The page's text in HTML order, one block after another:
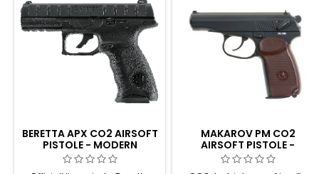
BERETTA APX CO2 AIRSOFT
PISTOLE - MODERN
STRIKER-FIRED DUTY
REPLICA, HALF-BLOWBACK
MAKAROV PM CO2
AIRSOFT PISTOLE -
IKONISCHE SOWJETISCHE
WAFFE AUS DEM KALTEN